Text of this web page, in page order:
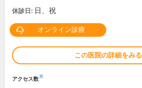
休診日: 日、祝
オンライン診療
この医院の詳細をみる
アクセス数※